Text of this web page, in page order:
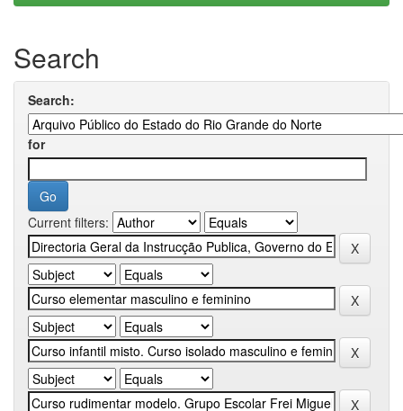
Search
Search:
for
Current filters: